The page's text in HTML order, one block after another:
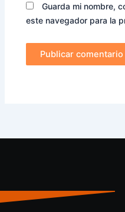
Guarda mi nombre,
este navegador para la